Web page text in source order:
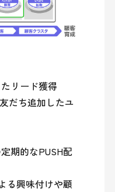
リード獲得
だち追加したユ
期的なPUSH配
る興味付けや顧